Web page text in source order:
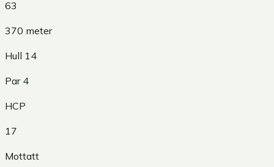
63
370 meter
Hull 14
Par 4
HCP
17
Mottatt